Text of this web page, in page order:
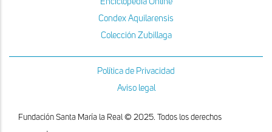
Condex Aquilarensis
Colección Zubillaga
Política de Privacidad
Aviso legal
Fundación Santa María la Real © 2025. Todos los derechos